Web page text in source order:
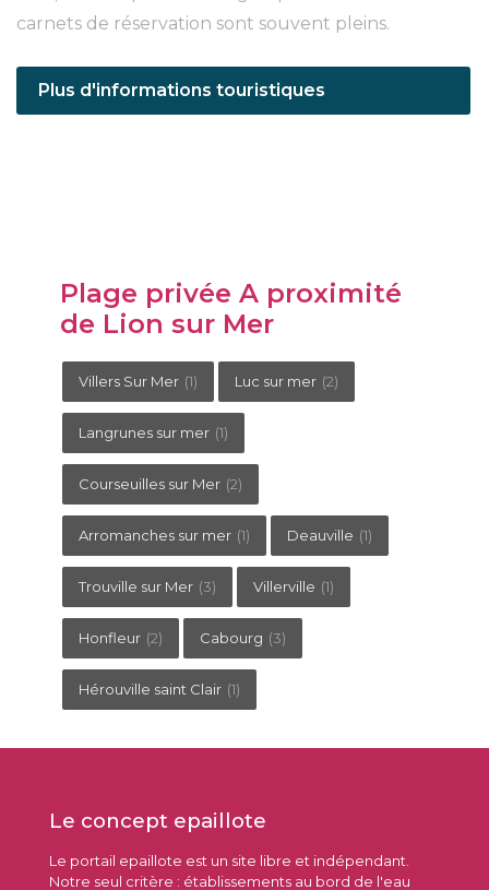
carnets de réservation sont souvent pleins.
Plus d'informations touristiques
Plage privée A proximité
de Lion sur Mer
Villers Sur Mer (1) Luc sur mer (2)
Langrunes sur mer (1)
Courseuilles sur Mer (2)
Arromanches sur mer (1) Deauville (1)
Trouville sur Mer (3) Villerville (1)
Honfleur (2) Cabourg (3)
Hérouville saint Clair (1)
Le concept epaillote
Le portail epaillote est un site libre et indépendant.
Notre seul critère : établissements au bord de l'eau